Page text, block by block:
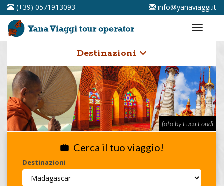
(+39) 0571913093 info@yanaviaggi.it
Destinazioni
foto by Luca Londi
Cerca il tuo viaggio!
Destinazioni